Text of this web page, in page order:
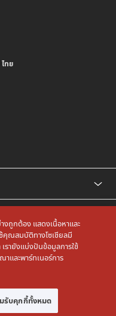
งประเทศ
างประเทศ
นฝากเงินตราต่างประเทศ
ติม
ในรูปแบบข้อมูลดิจิทัลระหว่าง
มออนไลน์กับกรมสรรพากร
ทย
THAI Bank
างถูกต้อง แสดงเนื้อหาและ
คุณสมบัติทางโซเชียลมี
เรายังแบ่งปันข้อมูลการใช้
าและพาร์ทเนอร์การ
รับคุกกี้ทั้งหมด